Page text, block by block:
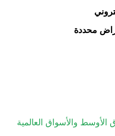
محددة
والأسواق العالمية